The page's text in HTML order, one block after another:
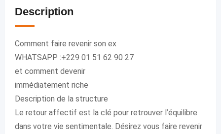
Description
Comment faire revenir son ex
WHATSAPP :+229 01 51 62 90 27
et comment devenir
immédiatement riche
Description de la structure
Le retour affectif est la clé pour retrouver l’équilibre
dans votre vie sentimentale. Désirez vous faire revenir